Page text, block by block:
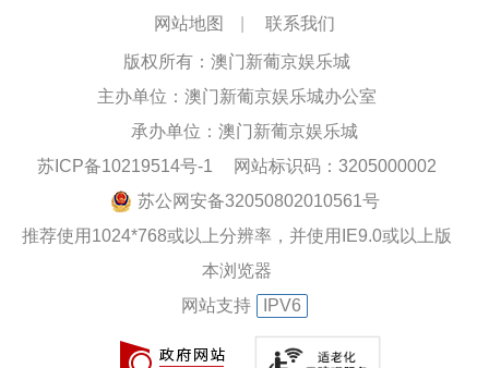
网站地图 联系我们
版权所有：澳门新葡京娱乐城
主办单位：澳门新葡京娱乐城办公室
承办单位：澳门新葡京娱乐城
苏ICP备10219514号-1
网站标识码：3205000002
苏公网安备32050802010561号
推荐使用1024*768或以上分辨率，并使用IE9.0或以上版
本浏览器
网站支持
IPV6